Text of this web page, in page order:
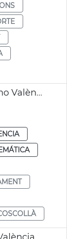
Ordenanzas fiscales 2025 Pleno València